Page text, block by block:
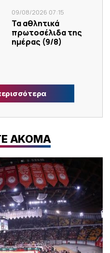
09/08/2026 07:15
Τα αθλητικά
πρωτοσέλιδα της
ημέρας (9/8)
ΑΚΟΜΑ